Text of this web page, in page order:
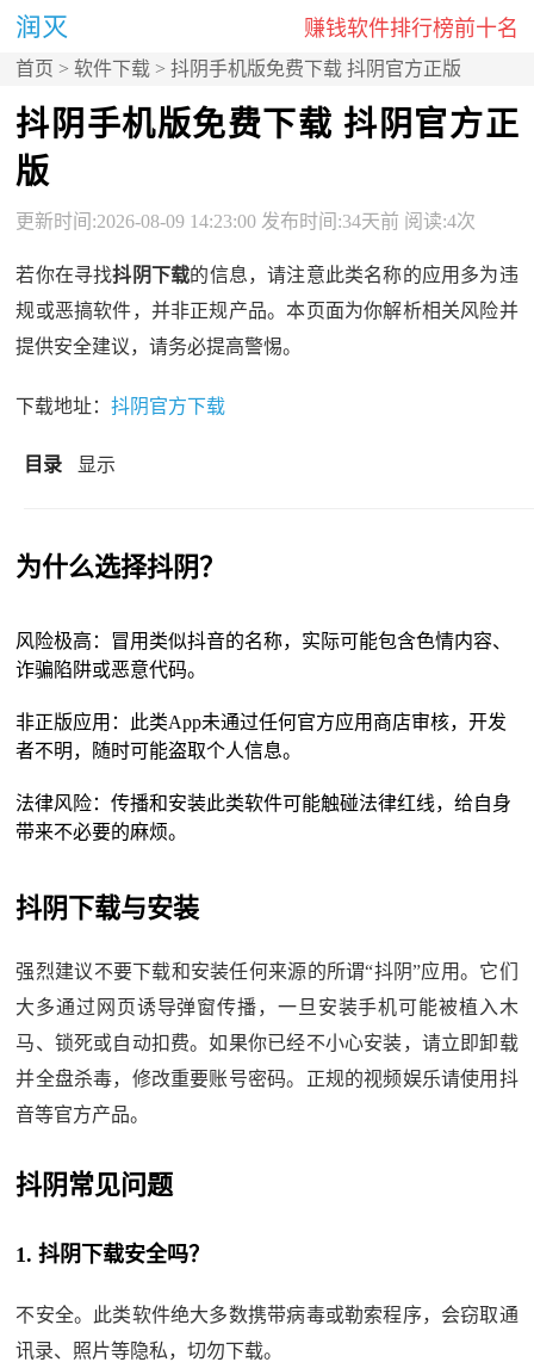
赚钱软件排行榜前十名
首页 >软件下载 > 抖阴手机版免费下载 抖阴官方正版
抖阴手机版免费下载 抖阴官方正
版
更新时间:2026-08-09 14:23:00 发布时间:34天前 阅读:4次
若你在寻找抖阴下载的信息，请注意此类名称的应用多为违
规或恶搞软件，并非正规产品。本页面为你解析相关风险并
提供安全建议，请务必提高警惕。
下载地址：抖阴官方下载
目录 显示
为什么选择抖阴？
风险极高：冒用类似抖音的名称，实际可能包含色情内容、
诈骗陷阱或恶意代码。
非正版应用：此类App未通过任何官方应用商店审核，开发
者不明，随时可能盗取个人信息。
法律风险：传播和安装此类软件可能触碰法律红线，给自身
带来不必要的麻烦。
抖阴下载与安装
强烈建议不要下载和安装任何来源的所谓“抖阴”应用。它们
大多通过网页诱导弹窗传播，一旦安装手机可能被植入木
马、锁死或自动扣费。如果你已经不小心安装，请立即卸载
并全盘杀毒，修改重要账号密码。正规的视频娱乐请使用抖
音等官方产品。
抖阴常见问题
1. 抖阴下载安全吗？
不安全。此类软件绝大多数携带病毒或勒索程序，会窃取通
讯录、照片等隐私，切勿下载。